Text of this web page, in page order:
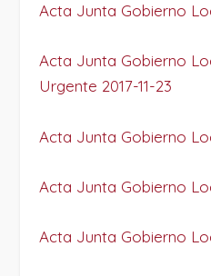
Acta Junta Gobierno
Acta Junta Gobierno
Urgente 2017-11-23
Acta Junta Gobierno
Acta Junta Gobierno
Acta Junta Gobierno